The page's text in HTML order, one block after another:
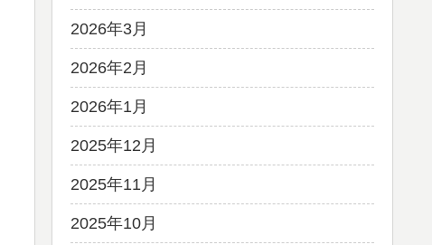
2026年3月
2026年2月
2026年1月
2025年12月
2025年11月
2025年10月